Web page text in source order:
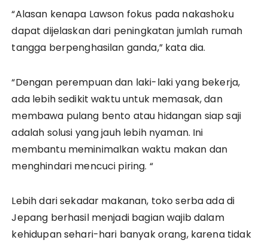
“Alasan kenapa Lawson fokus pada nakashoku
dapat dijelaskan dari peningkatan jumlah rumah
tangga berpenghasilan ganda,” kata dia.
“Dengan perempuan dan laki-laki yang bekerja,
ada lebih sedikit waktu untuk memasak, dan
membawa pulang bento atau hidangan siap saji
adalah solusi yang jauh lebih nyaman. Ini
membantu meminimalkan waktu makan dan
menghindari mencuci piring. “
Lebih dari sekadar makanan, toko serba ada di
Jepang berhasil menjadi bagian wajib dalam
kehidupan sehari-hari banyak orang, karena tidak